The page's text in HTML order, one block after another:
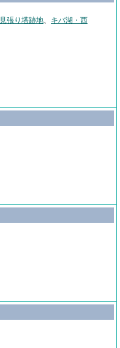
見張り塔跡地、 キバ湖・西